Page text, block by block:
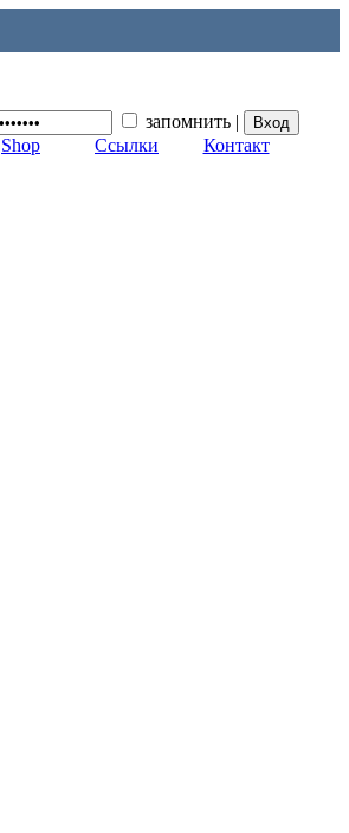
запомнить |
Shop Ссылки Контакт